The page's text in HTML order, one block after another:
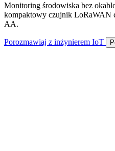
Monitoring środowiska bez
kompaktowy czujnik LoRaWAN
AA.
Porozmawiaj z inżynierem IoT